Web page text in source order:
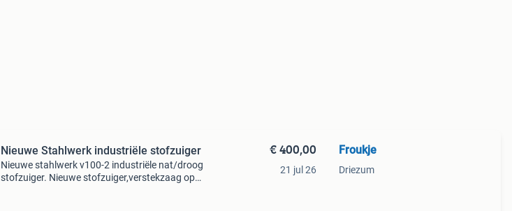
Nieuwe Stahlwerk industriële stofzuiger
Nieuwe stahlwerk v100-2 industriële nat/droog
stofzuiger. Nieuwe stofzuiger,verstekzaag op
€ 400,00
21 jul 26
Froukje
Driezum